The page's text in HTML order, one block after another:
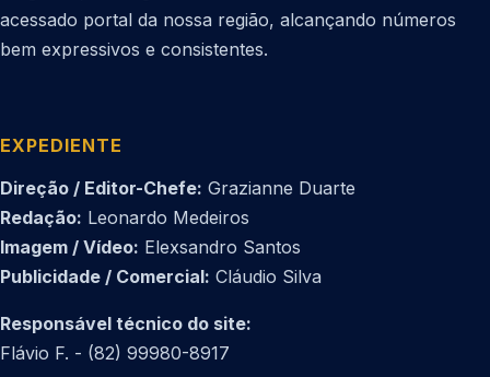
acessado portal da nossa região, alcançando números
bem expressivos e consistentes.
EXPEDIENTE
Direção / Editor-Chefe: Grazianne Duarte
Redação: Leonardo Medeiros
Imagem / Vídeo: Elexsandro Santos
Publicidade / Comercial: Cláudio Silva
Responsável técnico do site:
Flávio F. - (82) 99980-8917